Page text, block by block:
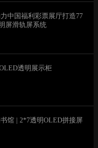
中国福利彩票展厅打造77
屏滑轨屏系统
透明展示柜
馆 | 2*7透明OLED拼接屏